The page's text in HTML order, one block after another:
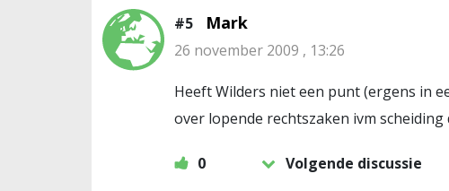
#5 Mark
26 november 2009 , 13:26
Heeft Wilders niet een punt (ergens in
over lopende rechtszaken ivm scheiding
0 Volgende discussie